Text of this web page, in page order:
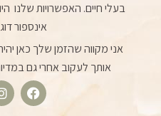
בעלי חיים. האפשרויות שלנו
אינספור
אני מקווה שהזמן שלך כאן
אותך לעקוב אחרי גם
F